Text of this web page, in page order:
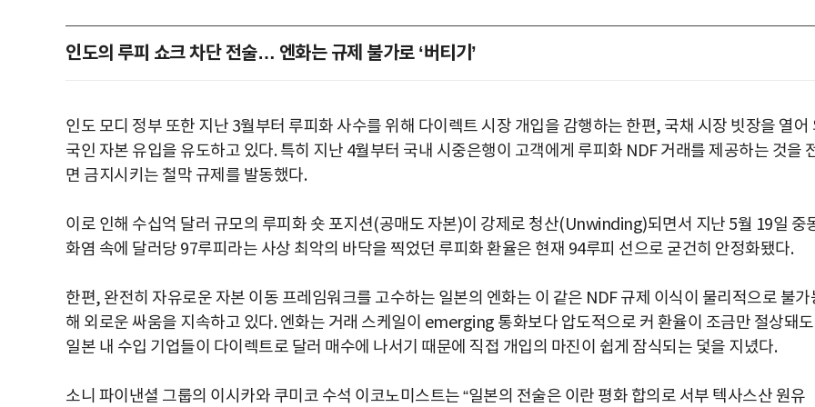
인도의 루피 쇼크 차단 전술… 엔화는 규제 불가로 ‘버티기’
인도 모디 정부 또한 지난 3월부터 루피화 사수를 위해 다이렉트 시장 개입을 감행하는 한편, 국채 시장 빗장을 열어
국인 자본 유입을 유도하고 있다. 특히 지난 4월부터 국내 시중은행이 고객에게 루피화 NDF 거래를 제공하는 것을
면 금지시키는 철막 규제를 발동했다.
이로 인해 수십억 달러 규모의 루피화 숏 포지션(공매도 자본)이 강제로 청산(Unwinding)되면서 지난 5월 19일 중
화염 속에 달러당 97루피라는 사상 최악의 바닥을 찍었던 루피화 환율은 현재 94루피 선으로 굳건히 안정화됐다.
한편, 완전히 자유로운 자본 이동 프레임워크를 고수하는 일본의 엔화는 이 같은 NDF 규제 이식이 물리적으로 불가
해 외로운 싸움을 지속하고 있다. 엔화는 거래 스케일이 emerging 통화보다 압도적으로 커 환율이 조금만 절상돼도
일본 내 수입 기업들이 다이렉트로 달러 매수에 나서기 때문에 직접 개입의 마진이 쉽게 잠식되는 덫을 지녔다.
소니 파이낸셜 그룹의 이시카와 쿠미코 수석 이코노미스트는 “일본의 전술은 이란 평화 합의로 서부 텍사스산 원유